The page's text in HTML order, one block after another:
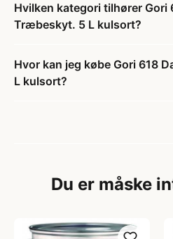
Hvilken kategori tilhører Gori
Træbeskyt. 5 L kulsort?
Hvor kan jeg købe Gori 618
L kulsort?
Du er måske